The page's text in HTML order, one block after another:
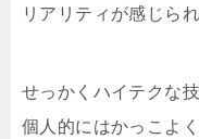
リアリティが感じら
せっかくハイテクな
個人的にはかっこよ